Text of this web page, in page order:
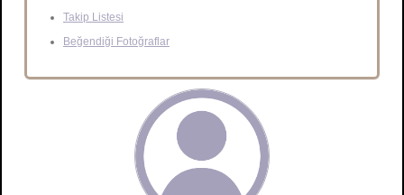
Takip Listesi
Beğendiği Fotoğraflar